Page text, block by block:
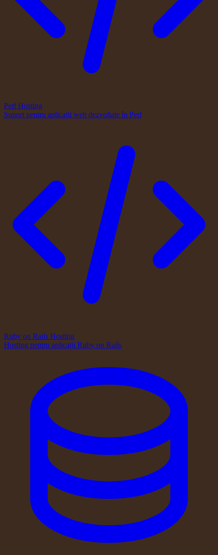
Perl Hosting
Suport pentru aplicații web dezvoltate în Perl
Ruby on Rails Hosting
Hosting pentru aplicații Ruby on Rails